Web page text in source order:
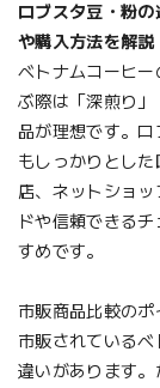
ロブスタ豆・粉
や購入方法を解説
ベトナムコーヒ
ぶ際は「深煎り
品が理想です。
もしっかりとし
店、ネットショ
ドや信頼できる
すめです。
市販商品比較の
市販されている
違いがあります